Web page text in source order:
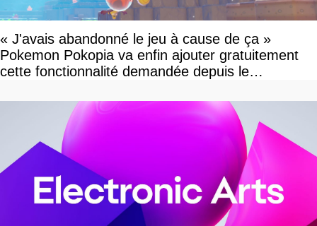
« J'avais abandonné le jeu à cause de ça »
Pokemon Pokopia va enfin ajouter gratuitement
cette fonctionnalité demandée depuis le